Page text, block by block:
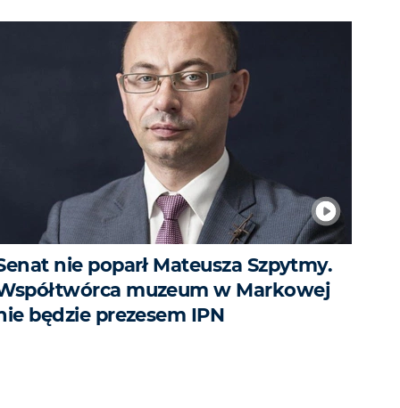
nie poparł Mateusza Szpytmy.
muzeum w Markowej
będzie prezesem IPN